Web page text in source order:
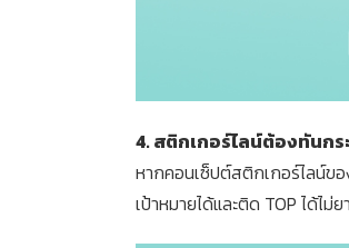
4. สติกเกอร์ไลน์ต้องทันกร
หากคอนเซ็ปต์สติกเกอร์ไลน์ข
เป้าหมายได้และติด TOP ได้ไม่